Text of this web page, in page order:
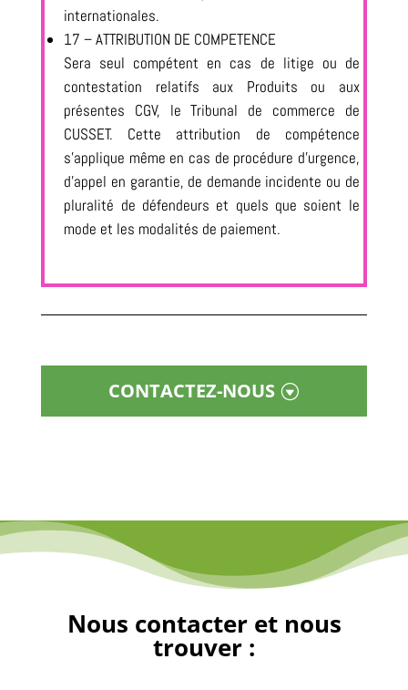
internationales.
17 – ATTRIBUTION DE COMPETENCE
Sera seul compétent en cas de litige ou de
contestation relatifs aux Produits ou aux
présentes CGV, le Tribunal de commerce de
CUSSET. Cette attribution de compétence
s’applique même en cas de procédure d’urgence,
d’appel en garantie, de demande incidente ou de
pluralité de défendeurs et quels que soient le
mode et les modalités de paiement.
CONTACTEZ-NOUS
Nous contacter et nous
trouver :